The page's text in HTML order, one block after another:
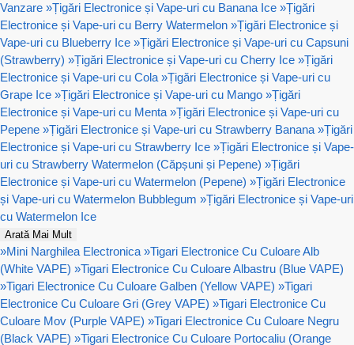
Vanzare »Țigări Electronice și Vape-uri cu Banana Ice »Țigări
Electronice și Vape-uri cu Berry Watermelon »Țigări Electronice și
Vape-uri cu Blueberry Ice »Țigări Electronice și Vape-uri cu Capsuni
(Strawberry) »Țigări Electronice și Vape-uri cu Cherry Ice »Țigări
Electronice și Vape-uri cu Cola »Țigări Electronice și Vape-uri cu
Grape Ice »Țigări Electronice și Vape-uri cu Mango »Țigări
Electronice și Vape-uri cu Menta »Țigări Electronice și Vape-uri cu
Pepene »Țigări Electronice și Vape-uri cu Strawberry Banana »Țigări
Electronice și Vape-uri cu Strawberry Ice »Țigări Electronice și Vape-
uri cu Strawberry Watermelon (Căpșuni și Pepene) »Țigări
Electronice și Vape-uri cu Watermelon (Pepene) »Țigări Electronice
și Vape-uri cu Watermelon Bubblegum »Țigări Electronice și Vape-uri
cu Watermelon Ice
Arată Mai Mult
»Mini Narghilea Electronica »Tigari Electronice Cu Culoare Alb
(White VAPE) »Tigari Electronice Cu Culoare Albastru (Blue VAPE)
»Tigari Electronice Cu Culoare Galben (Yellow VAPE) »Tigari
Electronice Cu Culoare Gri (Grey VAPE) »Tigari Electronice Cu
Culoare Mov (Purple VAPE) »Tigari Electronice Cu Culoare Negru
(Black VAPE) »Tigari Electronice Cu Culoare Portocaliu (Orange